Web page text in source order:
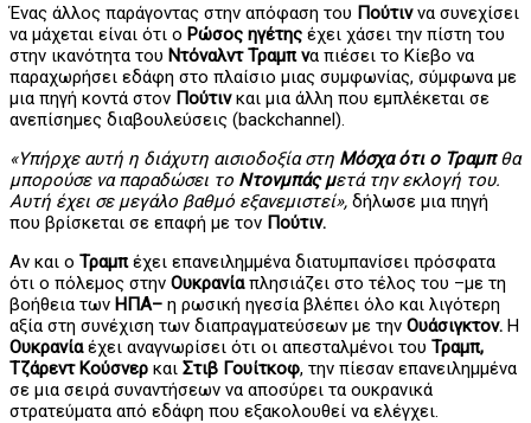
Ένας άλλος παράγοντας στην απόφαση του Πούτιννα συνεχίσει
να μάχεται είναι ότι ο Ρώσος ηγέτης έχει χάσει την πίστη του
στην ικανότητα του Ντόναλντ Τραμπ να πιέσει το Κίεβο να
παραχωρήσει εδάφη στο πλαίσιο μιας συμφωνίας, σύμφωνα με
μια πηγή κοντά στον Πούτινκαι μια άλλη που εμπλέκεται σε
ανεπίσημες διαβουλεύσεις (backchannel).
«Υπήρχε αυτή η διάχυτη αισιοδοξία στη Μόσχα ότι ο Τραμπθα
μπορούσε να παραδώσει το Ντονμπάς μετά την εκλογή του.
Αυτή έχει σε μεγάλο βαθμό εξανεμιστεί», δήλωσε μια πηγή
που βρίσκεται σε επαφή με τον Πούτιν.
Αν και ο Τραμπέχει επανειλημμένα διατυμπανίσει πρόσφατα
ότι ο πόλεμος στην Ουκρανίαπλησιάζει στο τέλος του –με τη
βοήθεια των ΗΠΑ– η ρωσική ηγεσία βλέπει όλο και λιγότερη
αξία στη συνέχιση των διαπραγματεύσεων με την Ουάσιγκτον. Η
Ουκρανίαέχει αναγνωρίσει ότι οι απεσταλμένοι του Τραμπ,
Τζάρεντ Κούσνερ και Στιβ Γουίτκοφ, την πίεσαν επανειλημμένα
σε μια σειρά συναντήσεων να αποσύρει τα ουκρανικά
στρατεύματα από εδάφη που εξακολουθεί να ελέγχει.